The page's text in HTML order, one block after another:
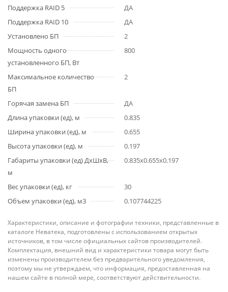
Поддержка RAID 5
ДА
Поддержка RAID 10
ДА
Установлено БП
2
Мощность одного
установленного БП, Вт
800
Максимальное количество
БП
2
Горячая замена БП
ДА
Длина упаковки (ед), м
0.835
Ширина упаковки (ед), м
0.655
Высота упаковки (ед), м
0.197
Габариты упаковки (ед) ДхШхВ,
м
0.835x0.655x0.197
Вес упаковки (ед), кг
30
Объем упаковки (ед), м3
0.107744225
Характеристики, описание и фотографии техники, представленные в
каталоге Неватека, подготовлены с использованием открытых
источников, в том числе официальных сайтов производителей.
Комплектация, внешний вид и характеристики товара могут быть
изменены производителем без предварительного уведомления,
поэтому мы не утверждаем, что информация, предоставленная на
нашем сайте в полной мере, соответствуют действительности.